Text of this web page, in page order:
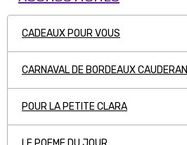
CADEAUX POUR VOUS
CARNAVAL DE BORDEAUX CAUDERAN
POUR LA PETITE CLARA